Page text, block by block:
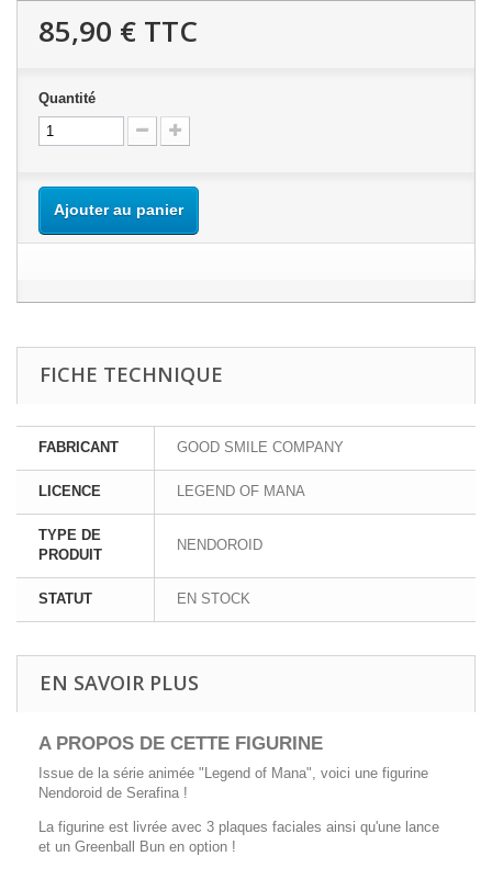
85,90 € TTC
Quantité
Ajouter au panier
FICHE TECHNIQUE
FABRICANT GOOD SMILE COMPANY
LICENCE LEGEND OF MANA
TYPE DE
PRODUIT
NENDOROID
STATUT EN STOCK
EN SAVOIR PLUS
A PROPOS DE CETTE FIGURINE
Issue de la série animée "Legend of Mana", voici une figurine
Nendoroid de Serafina !
La figurine est livrée avec 3 plaques faciales ainsi qu'une lance
et un Greenball Bun en option !